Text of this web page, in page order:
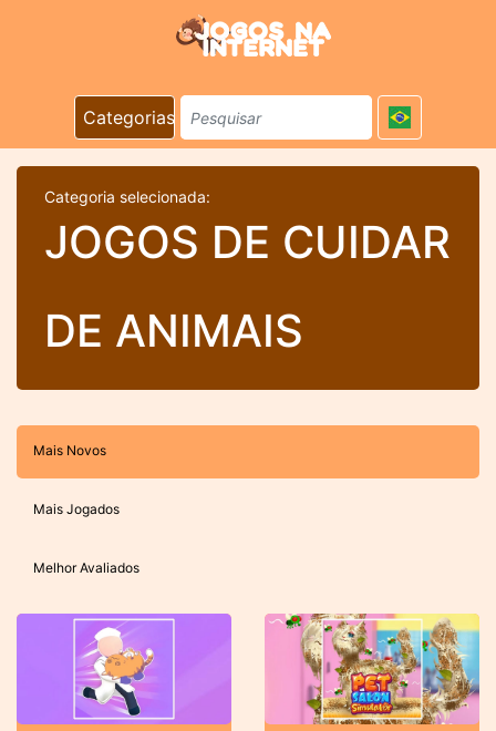
Categorias
Categoria selecionada:
JOGOS DE CUIDAR
DE ANIMAIS
Mais Novos
Mais Jogados
Melhor Avaliados